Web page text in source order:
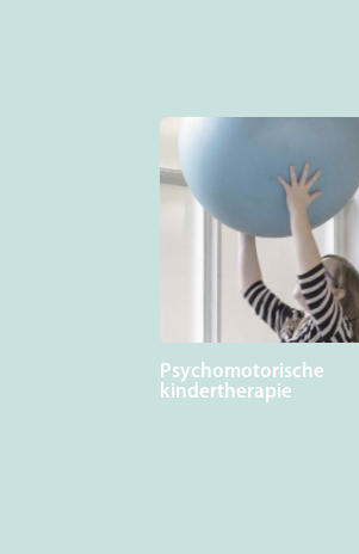
Psychomotorische
kindertherapie